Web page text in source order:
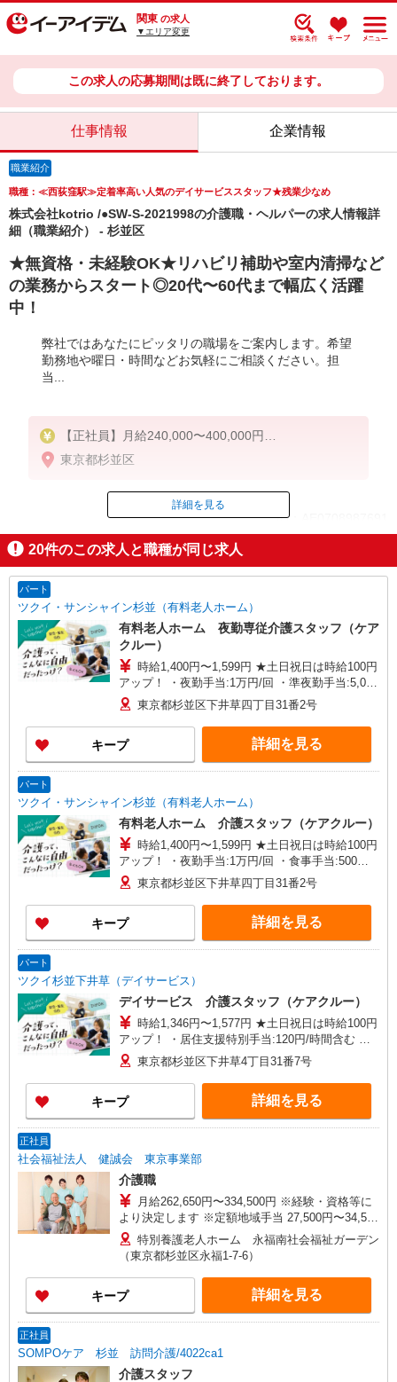
関東 の求人
▼エリア変更
この求人の応募期間は既に終了しております。
仕事情報 企業情報
職業紹介
職種：≪西荻窪駅≫定着率高い人気のデイサービススタッフ★残業少なめ
株式会社kotrio /●SW-S-2021998の介護職・ヘルパーの求人情報詳
細（職業紹介） - 杉並区
★無資格・未経験OK★リハビリ補助や室内清掃など
の業務からスタート◎20代〜60代まで幅広く活躍
中！
弊社ではあなたにピッタリの職場をご案内します。希望
勤務地や曜日・時間などお気軽にご相談ください。担
当...
【正社員】月給240,000〜400,000円
・基本給：200,000円〜220,000円
・資格手当：10,000〜30,000円
・処遇改善手当：20,000〜60,000円（勤続年数、保
有資格により変動）
・固定残業手当：20,000円（10時間）
※固定残業時間を超過する場合には超過勤務手当と
して別途支給
下記資格をお持ちの方歓迎
・認知症介護基礎研修
・初任者研修
・実務者研修
・介護福祉士 など
東京都杉並区
ID：AE0708987691
掲載期間終了
詳細を見る
20件のこの求人と職種が同じ求人
パート
ツクイ・サンシャイン杉並（有料老人ホーム）
有料老人ホーム 夜勤専従介護スタッフ（ケア
クルー）
時給1,400円〜1,599円 ★土日祝日は時給100円
アップ！ ・夜勤手当:1万円/回 ・準夜勤手当:5,000
円/回 ・食事手当:500円/日（1日6時間以上勤務の
方対象） ・居住支援特別手当:120円/時給含む ※
給与幅は資格・経験等による
東京都杉並区下井草四丁目31番2号
キープ 詳細を見る
パート
ツクイ・サンシャイン杉並（有料老人ホーム）
有料老人ホーム 介護スタッフ（ケアクルー）
時給1,400円〜1,599円 ★土日祝日は時給100円
アップ！ ・夜勤手当:1万円/回 ・食事手当:500円/
日（1日6時間以上勤務の方対象） ・居住支援特別
手当:120円/時給含む ※給与幅は資格・経験等によ
る
東京都杉並区下井草四丁目31番2号
キープ 詳細を見る
パート
ツクイ杉並下井草（デイサービス）
デイサービス 介護スタッフ（ケアクルー）
時給1,346円〜1,577円 ★土日祝日は時給100円
アップ！ ・居住支援特別手当:120円/時間含む ※
給与幅は資格・経験等による
東京都杉並区下井草4丁目31番7号
キープ 詳細を見る
正社員
社会福祉法人 健誠会 東京事業部
介護職
月給262,650円〜334,500円 ※経験・資格等に
より決定します ※定額地域手当 27,500円〜34,500
円・処遇改善手当 40,000円〜50,000円・居住支援
手当 20,000円〜含む ▼別途手当あり 住宅手当
15,000円／月（賃貸住宅の場合） 東京都居住支援
特別手当 10,000円〜20,000円／月 夜勤手当
10,000円／回 扶養手当 10,000円（配偶者）・
3,000円（子若しくは父母） 年末年始手当あり
特別養護老人ホーム 永福南社会福祉ガーデン
（東京都杉並区永福1-7-6）
キープ 詳細を見る
正社員
SOMPOケア 杉並 訪問介護/4022ca1
介護スタッフ